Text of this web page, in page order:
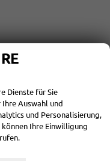
Angebot sind
dient
des Fahrzeuges und
Sinne dar. Die
Dienste für Sie
Auswahl und
und Personalisierung,
können Ihre Einwilligung